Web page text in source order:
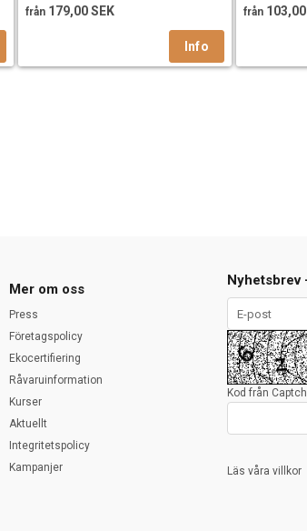
från 179,00 SEK från
Mer om oss
Press
Företagspolicy
Ekocertifiering
Råvaruinformation
Kurser
Aktuellt
Integritetspolicy
Kampanjer
Nyhetsbrev
Kod från
Läs våra villkor